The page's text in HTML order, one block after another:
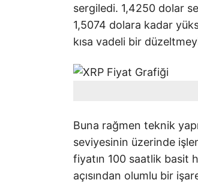
sergiledi. 1,4250 dolar
1,5074 dolara kadar
kısa vadeli bir
Buna rağmen teknik
seviyesinin üzerinde
fiyatın 100 saatlik basit
açısından olumlu bir